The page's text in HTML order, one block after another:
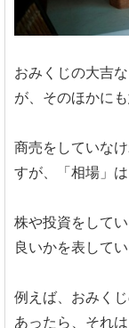
おみくじの大吉
が、そのほかに
商売をしていな
すが、「相場」
株や投資をして
良いかを表してい
例えば、おみく
あったら、それは